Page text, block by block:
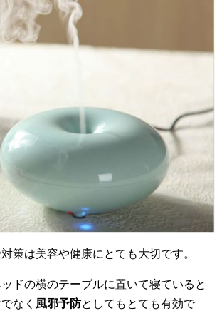
策は美容や健康にとても大切です。
ッドの横のテーブルに置いて寝ていると
なく 風邪予防としてもとても有効で